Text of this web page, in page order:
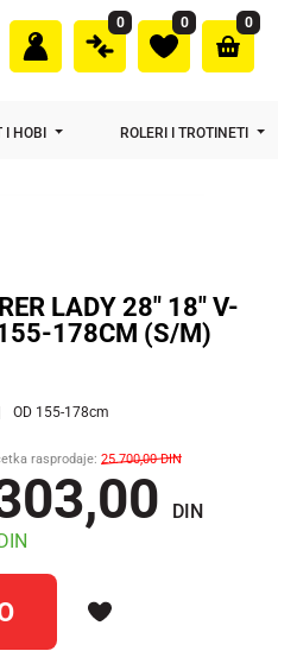
0 0 0
I HOBI ROLERI I TROTINETI
LADY 28" 18" V-
178CM (S/M)
OD 155-178cm
rasprodaje: 25.700,00DIN
DIN